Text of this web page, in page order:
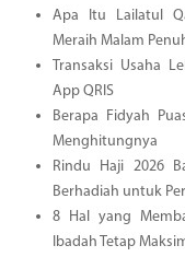
Apa Itu Lailatul
Meraih Malam
Transaksi Usaha
App QRIS
Berapa Fidyah
Menghitungnya
Rindu Haji 2026
Berhadiah untuk
8 Hal yang
Ibadah Tetap